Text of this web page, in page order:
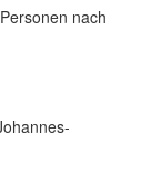
nach